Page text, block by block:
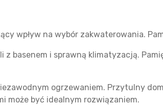
wpływ na wybór zakwaterowania.
z basenem i sprawną klimatyzacją.
ogrzewaniem. Przytulny
może być idealnym rozwiązaniem.